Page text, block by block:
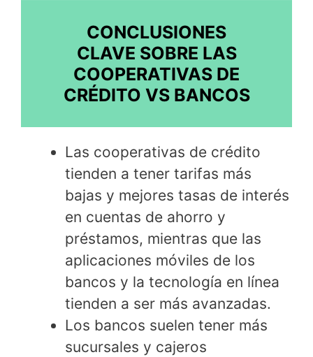
CONCLUSIONES
CLAVE SOBRE LAS
COOPERATIVAS DE
CRÉDITO VS BANCOS
Las cooperativas de crédito
tienden a tener tarifas más
bajas y mejores tasas de interés
en cuentas de ahorro y
préstamos, mientras que las
aplicaciones móviles de los
bancos y la tecnología en línea
tienden a ser más avanzadas.
Los bancos suelen tener más
sucursales y cajeros